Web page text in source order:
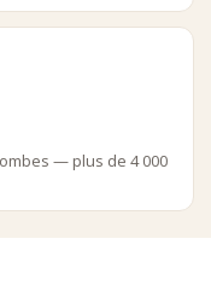
— plus de 4 000